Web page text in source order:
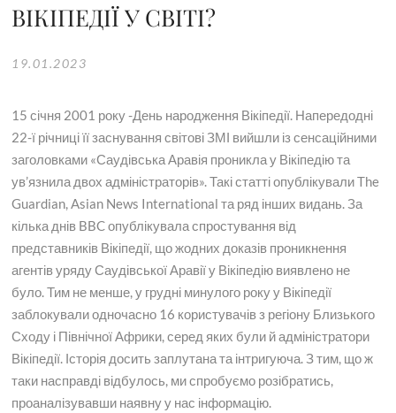
ВІКІПЕДІЇ У СВІТІ?
19.01.2023
15 січня 2001 року -День народження Вікіпедії. Напередодні
22-ї річниці її заснування світові ЗМІ вийшли із сенсаційними
заголовками «Саудівська Аравія проникла у Вікіпедію та
ув’язнила двох адміністраторів». Такі статті опублікували The
Guardian, Asian News International та ряд інших видань. За
кілька днів BBC опублікувала спростування від
представників Вікіпедії, що жодних доказів проникнення
агентів уряду Саудівської Аравії у Вікіпедію виявлено не
було. Тим не менше, у грудні минулого року у Вікіпедії
заблокували одночасно 16 користувачів з регіону Близького
Сходу і Північної Африки, серед яких були й адміністратори
Вікіпедії. Історія досить заплутана та інтригуюча. З тим, що ж
таки насправді відбулось, ми спробуємо розібратись,
проаналізувавши наявну у нас інформацію.